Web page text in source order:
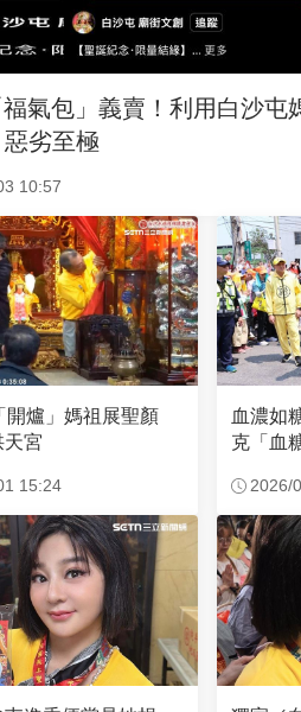
氣包」義賣！利用白沙
劣至極
10:57
開爐」媽祖展聖顏
天宮
15:24
血濃如
克「血糖
2026/